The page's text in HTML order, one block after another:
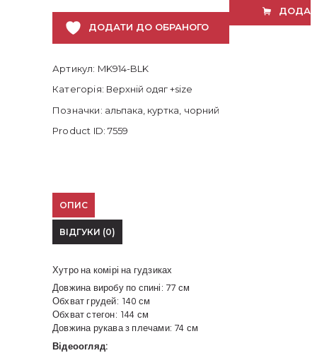
58-
ДОДАТИ ДО ОБРАНОГО
Артикул: MK914-BLK
Категорія: Верхній одяг +size
Позначки: альпака куртка чорний
Product ID:7559
ОПИС
ВІДГУКИ (0)
Хутро на комірі на гудзиках
Довжина виробу по спині: 77 см
Обхват грудей: 140 см
Обхват стегон: 144 см
Довжина рукава з плечами: 74 см
Відеоогляд: